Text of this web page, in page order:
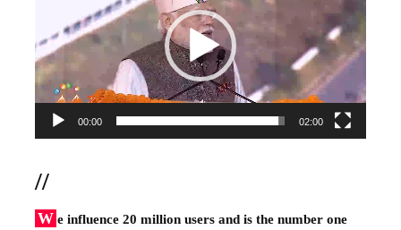
00:00 02:00
//
W e influence 20 million users and is the number one